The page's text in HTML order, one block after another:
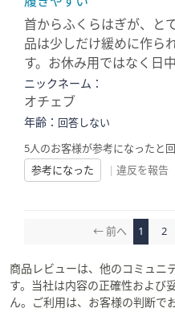
首からふくらはぎが、と
品は少しだけ緩めに作ら
す。お休み用ではなく日
ニックネーム：
オチェブ
年齢： 回答しない
5人のお客様が参考になったと
参考になった
| 違反を報告
← 前へ 1 2
商品レビューは、他のコミュニ
す。当社は内容の正確性および
ん。ご利用は、お客様の判断で